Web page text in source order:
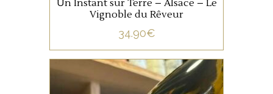
Un Instant sur Terre – Alsace – Le
Vignoble du Rêveur
34.90€
ALSACE